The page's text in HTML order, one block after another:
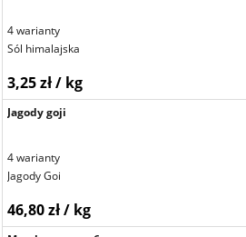
4 warianty
Sól himalajska
3,25 zł / kg
Jagody goji
4 warianty
Jagody Goi
46,80 zł / kg